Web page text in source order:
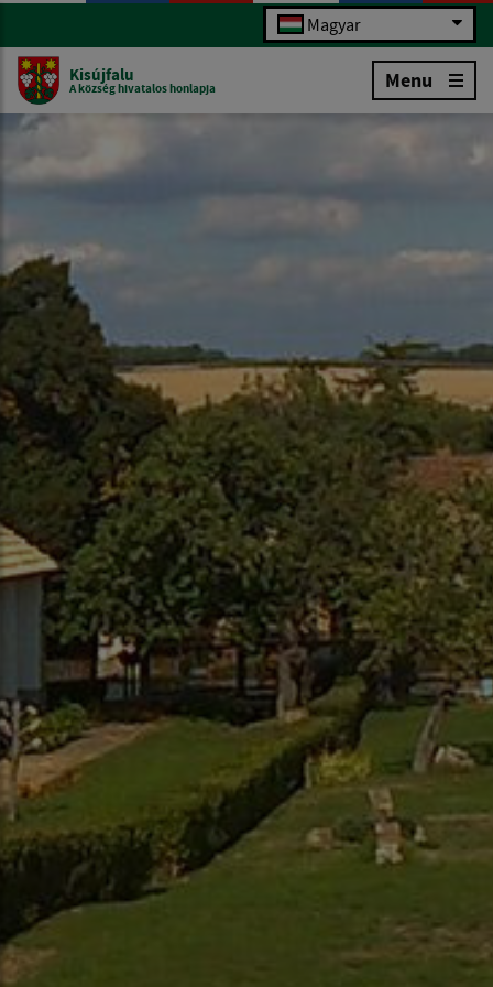
Magyar
Kisújfalu
A község hivatalos honlapja Menu